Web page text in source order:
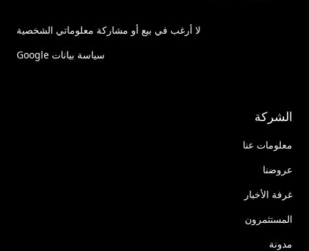
لا أرغب في بيع أو مشاركة معلوماتي الشخصية
سياسة بيانات Google
الشركة
معلومات عنا
عروضنا
غرفة الأخبار
المستثمرون
مدونة